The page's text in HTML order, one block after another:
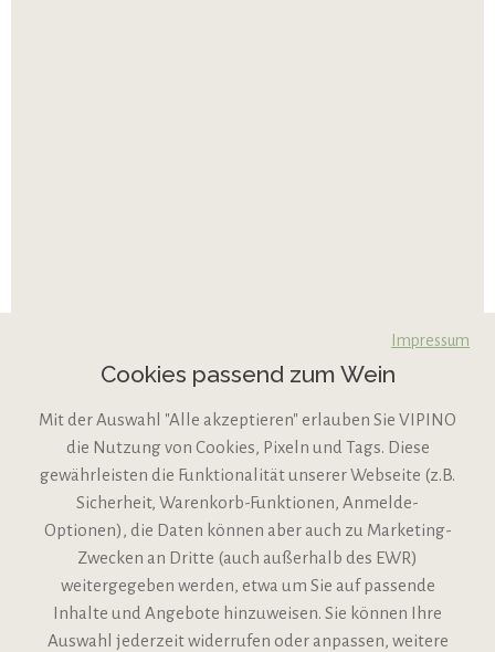
VIPINO Service
Informationen
Support
Impressum
Cookies passend zum Wein
Mit der Auswahl "Alle akzeptieren" erlauben Sie VIPINO
die Nutzung von Cookies, Pixeln und Tags. Diese
gewährleisten die Funktionalität unserer Webseite (z.B.
Sicherheit, Warenkorb-Funktionen, Anmelde-
Optionen), die Daten können aber auch zu Marketing-
Zwecken an Dritte (auch außerhalb des EWR)
weitergegeben werden, etwa um Sie auf passende
Inhalte und Angebote hinzuweisen. Sie können Ihre
Auswahl jederzeit widerrufen oder anpassen, weitere